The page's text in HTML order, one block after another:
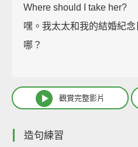
Where should I take her?
嘿。我太太和我的結婚紀
哪？
觀賞完整影片
造句練習